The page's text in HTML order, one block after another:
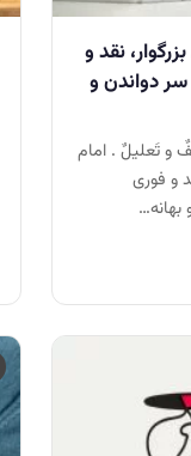
نقد و
دواندن و
و تَعليلٌ . امام
و فورى